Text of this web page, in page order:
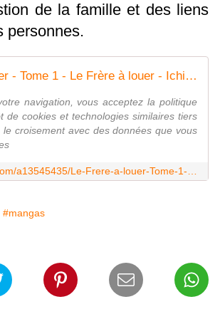
de la famille et des liens
personnes.
Le Frère à louer - Tome 1 - Le Frère à louer - Ichiiro Hako, Ichiiro Hako - broché - Achat Livre | fnac
navigation, vous acceptez la politique
de cookies et technologies similaires tiers
croisement avec des données que vous
#mangas